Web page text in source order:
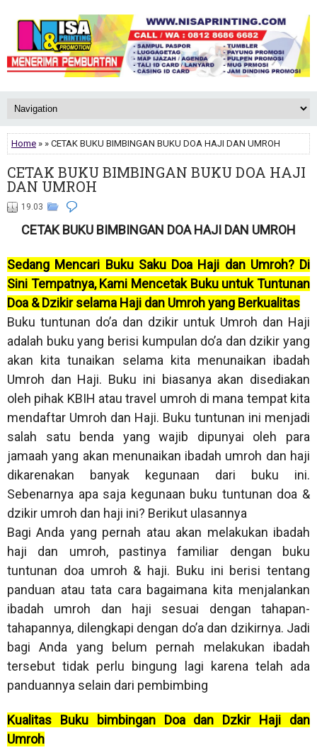
Home » » CETAK BUKU BIMBINGAN BUKU DOA HAJI DAN UMROH
CETAK BUKU BIMBINGAN BUKU DOA HAJI
DAN UMROH
19.03
CETAK BUKU BIMBINGAN DOA HAJI DAN UMROH
Sedang Mencari Buku Saku Doa Haji dan Umroh? Di
Sini Tempatnya, Kami Mencetak Buku untuk Tuntunan
Doa & Dzikir selama Haji dan Umroh yang Berkualitas
Buku tuntunan do’a dan dzikir untuk Umroh dan Haji
adalah buku yang berisi kumpulan do’a dan dzikir yang
akan kita tunaikan selama kita menunaikan ibadah
Umroh dan Haji. Buku ini biasanya akan disediakan
oleh pihak KBIH atau travel umroh di mana tempat kita
mendaftar Umroh dan Haji. Buku tuntunan ini menjadi
salah satu benda yang wajib dipunyai oleh para
jamaah yang akan menunaikan ibadah umroh dan haji
dikarenakan banyak kegunaan dari buku ini.
Sebenarnya apa saja kegunaan buku tuntunan doa &
dzikir umroh dan haji ini? Berikut ulasannya
Bagi Anda yang pernah atau akan melakukan ibadah
haji dan umroh, pastinya familiar dengan buku
tuntunan doa umroh & haji. Buku ini berisi tentang
panduan atau tata cara bagaimana kita menjalankan
ibadah umroh dan haji sesuai dengan tahapan-
tahapannya, dilengkapi dengan do’a dan dzikirnya. Jadi
bagi Anda yang belum pernah melakukan ibadah
tersebut tidak perlu bingung lagi karena telah ada
panduannya selain dari pembimbing
Kualitas Buku bimbingan Doa dan Dzkir Haji dan
Umroh